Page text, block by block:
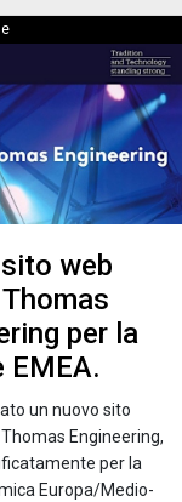
web
per la
EMEA.
un nuovo sito
Engineering,
per la
Europa/Medio-